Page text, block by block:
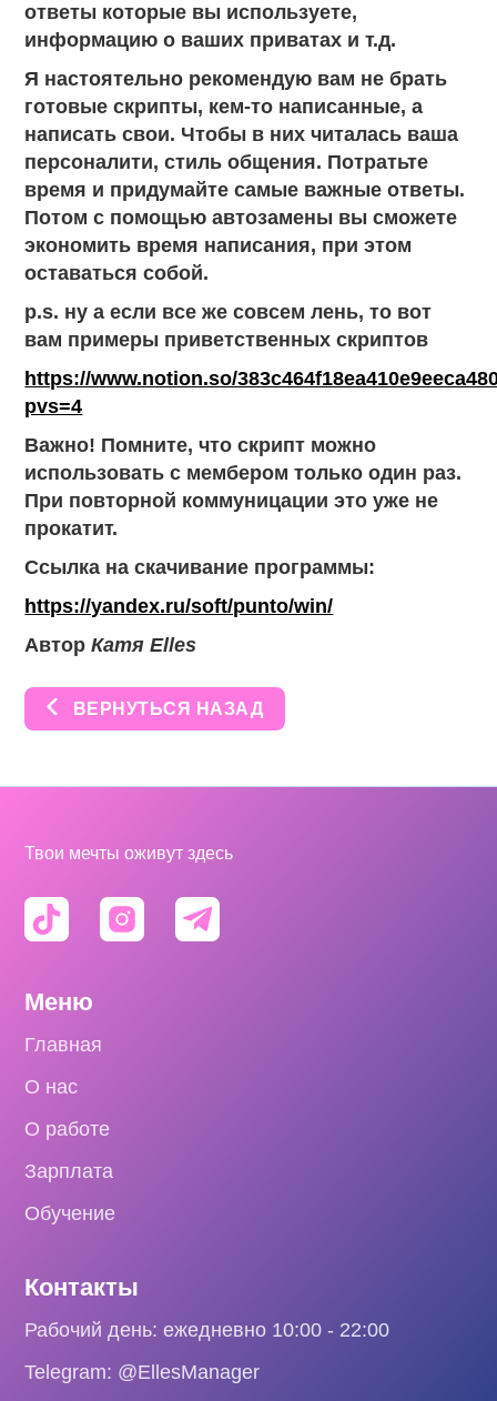
ответы которые вы используете,
информацию о ваших приватах и т.д.
Я настоятельно рекомендую вам не брать
готовые скрипты, кем-то написанные, а
написать свои. Чтобы в них читалась ваша
персоналити, стиль общения. Потратьте
время и придумайте самые важные ответы.
Потом с помощью автозамены вы сможете
экономить время написания, при этом
оставаться собой.
p.s. ну а если все же совсем лень, то вот
вам примеры приветственных скриптов
https://www.notion.so/
pvs=4
Важно! Помните, что скрипт можно
использовать с мембером только один раз.
При повторной коммуницации это уже не
прокатит.
Ссылка на скачивание программы:
https://yandex.ru/soft/punto/win/
Автор Катя Elles
ВЕРНУТЬСЯ НАЗАД
Твои мечты оживут здесь
Меню
Главная
О нас
О работе
Зарплата
Обучение
Контакты
Рабочий день: ежедневно 10:00 - 22:00
Telegram: @EllesManager